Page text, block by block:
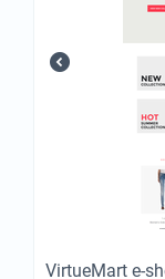
VirtueMart e-